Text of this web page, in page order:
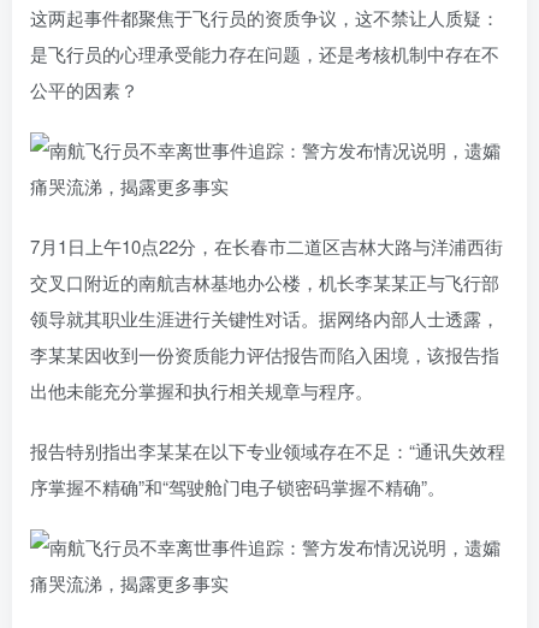
这两起事件都聚焦于飞行员的资质争议，这不禁让人质疑：
是飞行员的心理承受能力存在问题，还是考核机制中存在不
公平的因素？
7月1日上午10点22分，在长春市二道区吉林大路与洋浦西街
交叉口附近的南航吉林基地办公楼，机长李某某正与飞行部
领导就其职业生涯进行关键性对话。据网络内部人士透露，
李某某因收到一份资质能力评估报告而陷入困境，该报告指
出他未能充分掌握和执行相关规章与程序。
报告特别指出李某某在以下专业领域存在不足：“通讯失效程
序掌握不精确”和“驾驶舱门电子锁密码掌握不精确”。